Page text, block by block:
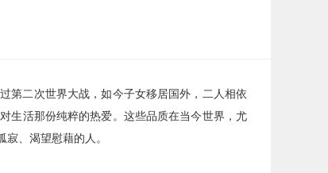
第二次世界大战，如今子女移居国外，二人相依
生活那份纯粹的热爱。这些品质在当今世界，尤
、渴望慰藉的人。